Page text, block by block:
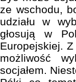
ze wschodu,
udziału w
głosują w
Europejskiej.
możliwość
socjałem.